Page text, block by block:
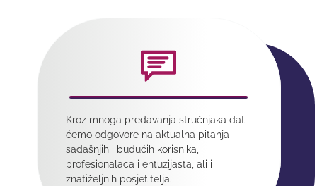
Kroz mnoga predavanja stručnjaka dat
ćemo odgovore na aktualna pitanja
sadašnjih i budućih korisnika,
profesionalaca i entuzijasta, ali i
znatiželjnih posjetitelja.